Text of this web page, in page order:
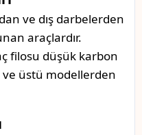
ve dış darbelerden
araçlardır.
filosu düşük karbon
ve üstü modellerden